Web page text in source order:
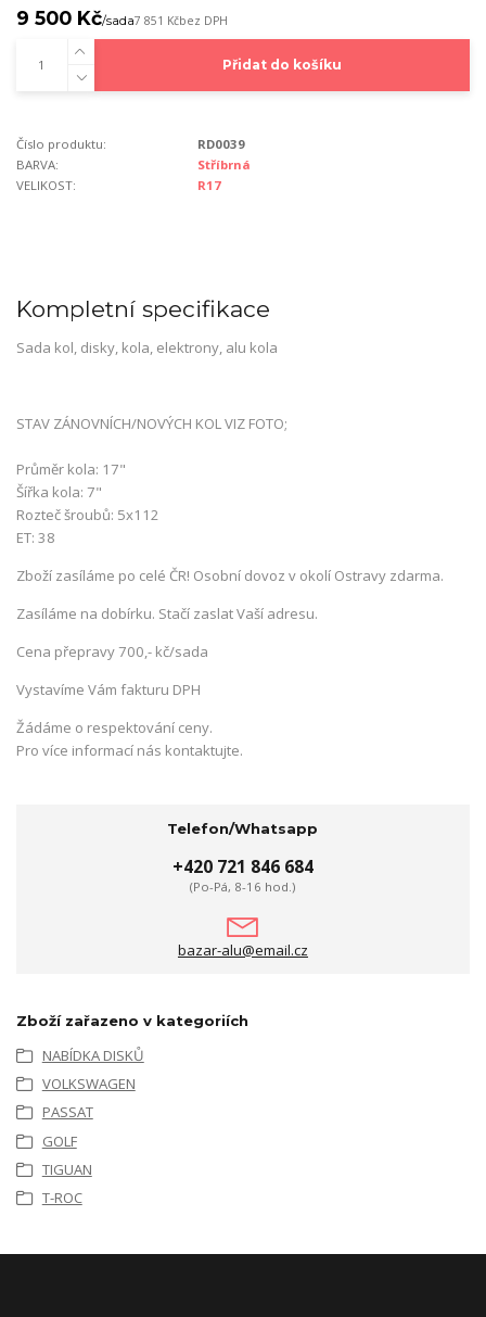
9 500 Kč/sada7 851 Kčbez DPH
Přidat do košíku
Číslo produktu:
RD0039
BARVA:
Stříbrná
VELIKOST:
R17
Kompletní specifikace
Sada kol, disky, kola, elektrony, alu kola
STAV ZÁNOVNÍCH/NOVÝCH KOL VIZ FOTO;
Průměr kola: 17"
Šířka kola: 7"
Rozteč šroubů: 5x112
ET: 38
Zboží zasíláme po celé ČR! Osobní dovoz v okolí Ostravy zdarma.
Zasíláme na dobírku. Stačí zaslat Vaší adresu.
Cena přepravy 700,- kč/sada
Vystavíme Vám fakturu DPH
Žádáme o respektování ceny.
Pro více informací nás kontaktujte.
Telefon/Whatsapp
+420 721 846 684
(Po-Pá, 8-16 hod.)
bazar-alu@email.cz
Zboží zařazeno v kategoriích
NABÍDKA DISKŮ
VOLKSWAGEN
PASSAT
GOLF
TIGUAN
T-ROC